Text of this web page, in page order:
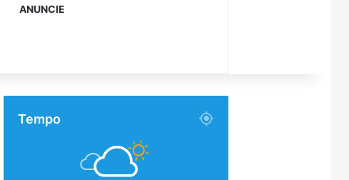
ANUNCIE
Tempo